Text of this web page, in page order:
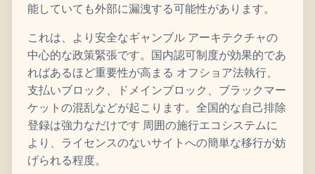
能していても外部に漏洩する可能性があります。
これは、より安全なギャンブル アーキテクチャの
中心的な政策緊張です。国内認可制度が効果的であ
ればあるほど重要性が高まる オフショア法執行、
支払いブロック、ドメインブロック、ブラックマー
ケットの混乱などが起こります。全国的な自己排除
登録は強力なだけです 周囲の施行エコシステムに
より、ライセンスのないサイトへの簡単な移行が妨
げられる程度。